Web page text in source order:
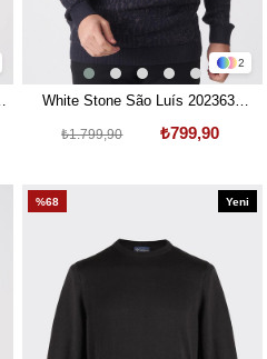
2
White Stone São Luís 2023630
Yaka Triko Lacivert Antrasit
₺799,90
₺1.799,90
%68
Yeni